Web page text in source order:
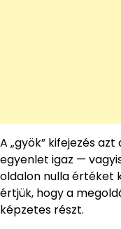
A „gyök” kifejezés
egyenlet igaz —
oldalon nulla értéket
értjük, hogy a
képzetes részt.